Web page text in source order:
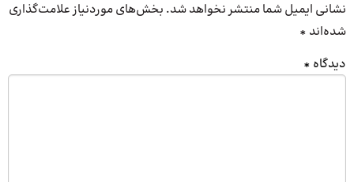
نشانی ایمیل شما منتشر نخواهد شد. بخش‌های موردنیاز علامت‌گذاری
شده‌اند *
دیدگاه *